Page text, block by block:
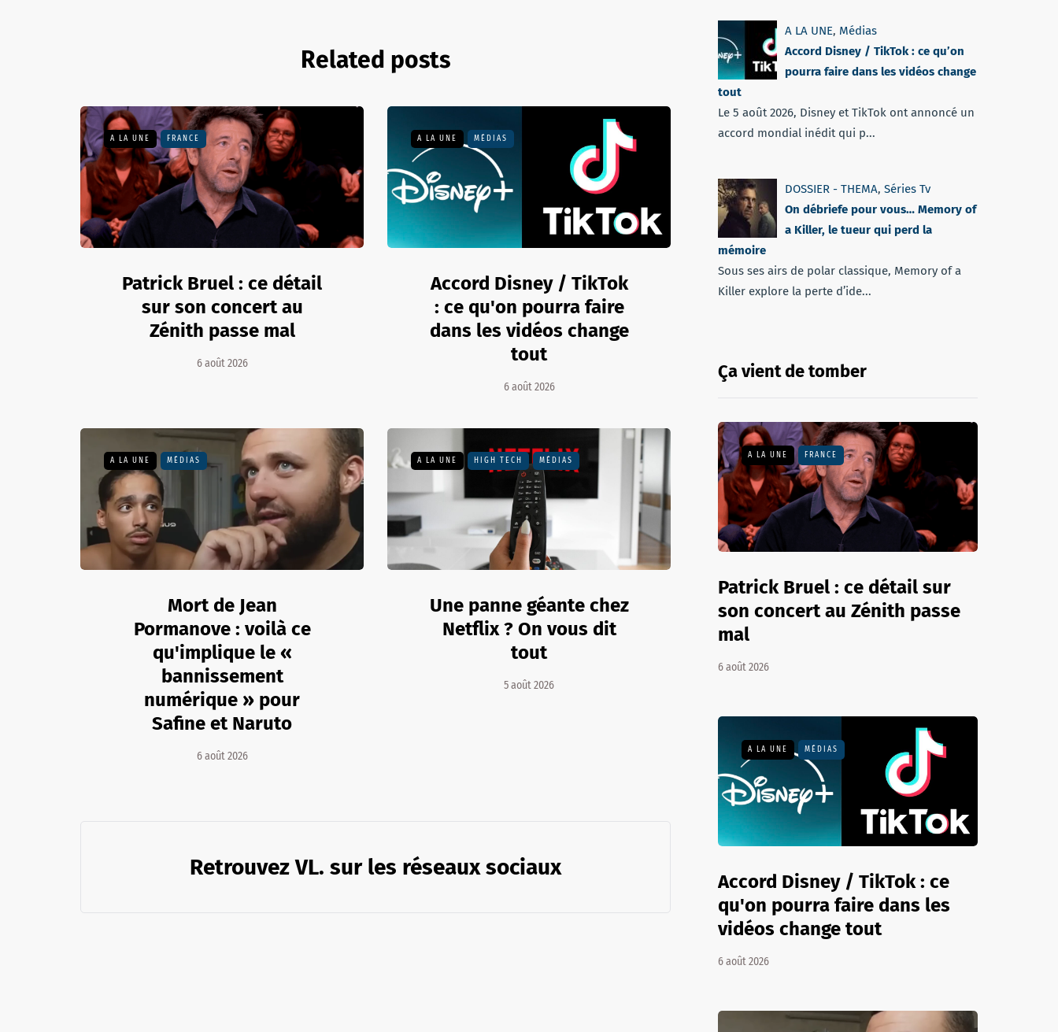
Related posts
A LA UNE FRANCE
Patrick Bruel : ce détail
sur son concert au
Zénith passe mal
6 août 2026
A LA UNE MÉDIAS
Accord Disney / TikTok
: ce qu'on pourra faire
dans les vidéos change
tout
6 août 2026
A LA UNE MÉDIAS
Mort de Jean
Pormanove : voilà ce
qu'implique le «
bannissement
numérique » pour
Safine et Naruto
6 août 2026
A LA UNE HIGH TECH MÉDIAS
Une panne géante chez
Netflix ? On vous dit
tout
5 août 2026
Retrouvez VL. sur les réseaux sociaux
A LA UNE, Médias
Accord Disney / TikTok : ce qu’on
pourra faire dans les vidéos change
tout
Le 5 août 2026, Disney et TikTok ont annoncé un
accord mondial inédit qui p...
DOSSIER - THEMA, Séries Tv
On débriefe pour vous… Memory of
a Killer, le tueur qui perd la
mémoire
Sous ses airs de polar classique, Memory of a
Killer explore la perte d’ide...
Ça vient de tomber
A LA UNE FRANCE
Patrick Bruel : ce détail sur
son concert au Zénith passe
mal
6 août 2026
A LA UNE MÉDIAS
Accord Disney / TikTok : ce
qu'on pourra faire dans les
vidéos change tout
6 août 2026